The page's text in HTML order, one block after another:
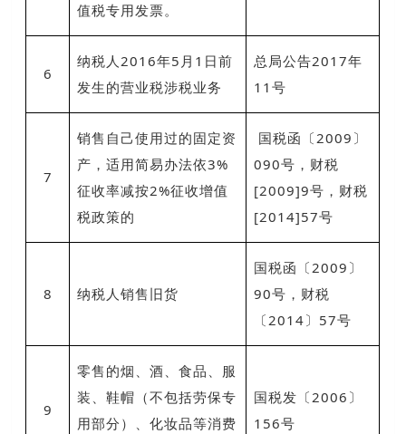
值税专用发票。
6
纳税人2016年5月1日前
发生的营业税涉税业务
总局公告2017年
11号
7
销售自己使用过的固定资
产，适用简易办法依3%
征收率减按2%征收增值
税政策的
国税函〔2009〕
090号，财税
[2009]9号，财税
[2014]57号
8 纳税人销售旧货
国税函〔2009〕
90号，财税
〔2014〕 57号
9
零售的烟、酒、食品、服
装、鞋帽（不包括劳保专
用部分）、化妆品等消费
国税发〔2006〕
156号